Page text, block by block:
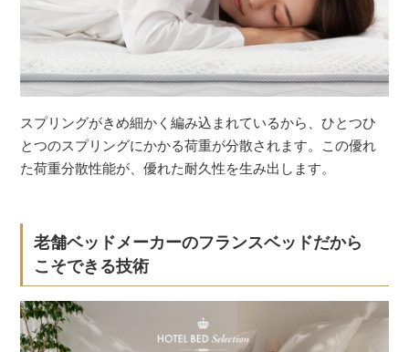
スプリングがきめ細かく編み込まれているから、ひとつひ
とつのスプリングにかかる荷重が分散されます。この優れ
た荷重分散性能が、優れた耐久性を生み出します。
老舗ベッドメーカーのフランスベッドだから
こそできる技術